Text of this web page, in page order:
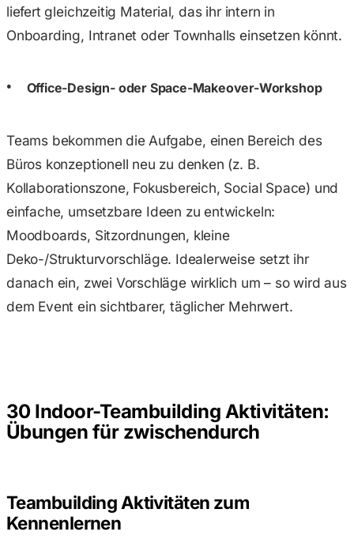
liefert gleichzeitig Material, das ihr intern in
Onboarding, Intranet oder Townhalls einsetzen könnt.
Office-Design- oder Space-Makeover-Workshop
Teams bekommen die Aufgabe, einen Bereich des
Büros konzeptionell neu zu denken (z. B.
Kollaborationszone, Fokusbereich, Social Space) und
einfache, umsetzbare Ideen zu entwickeln:
Moodboards, Sitzordnungen, kleine
Deko-/Strukturvorschläge. Idealerweise setzt ihr
danach ein, zwei Vorschläge wirklich um – so wird aus
dem Event ein sichtbarer, täglicher Mehrwert.
30 Indoor-Teambuilding Aktivitäten:
Übungen für zwischendurch
Teambuilding Aktivitäten zum
Kennenlernen